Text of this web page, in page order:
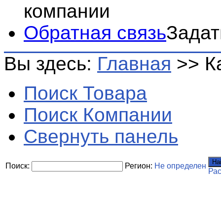
компании
Обратная связь
Вы здесь: Главная >>
Поиск Товара
Поиск Компании
Свернуть панель
Поиск: Регион: Не определен